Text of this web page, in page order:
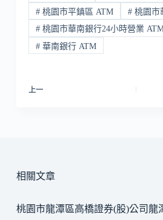
#桃園市平鎮區 ATM #桃園市
#桃園市華南銀行24小時營業
#華南銀行 ATM
上一
相關文章
桃園市龍潭區高橋證券(股)公司龍